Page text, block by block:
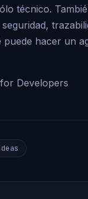
técnico.
hacer un
Developers